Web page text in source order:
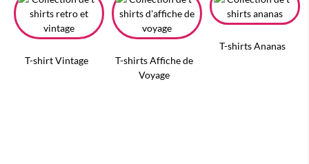
T-shirt Vintage
T-shirts Affiche de
Voyage
T-shirts Ananas